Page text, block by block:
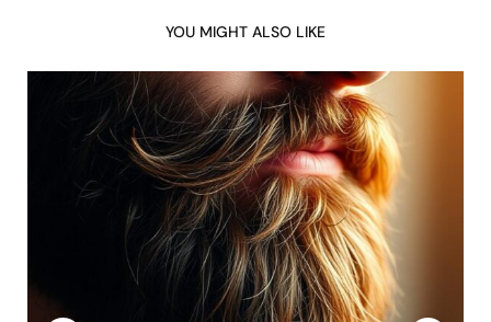
YOU MIGHT ALSO LIKE